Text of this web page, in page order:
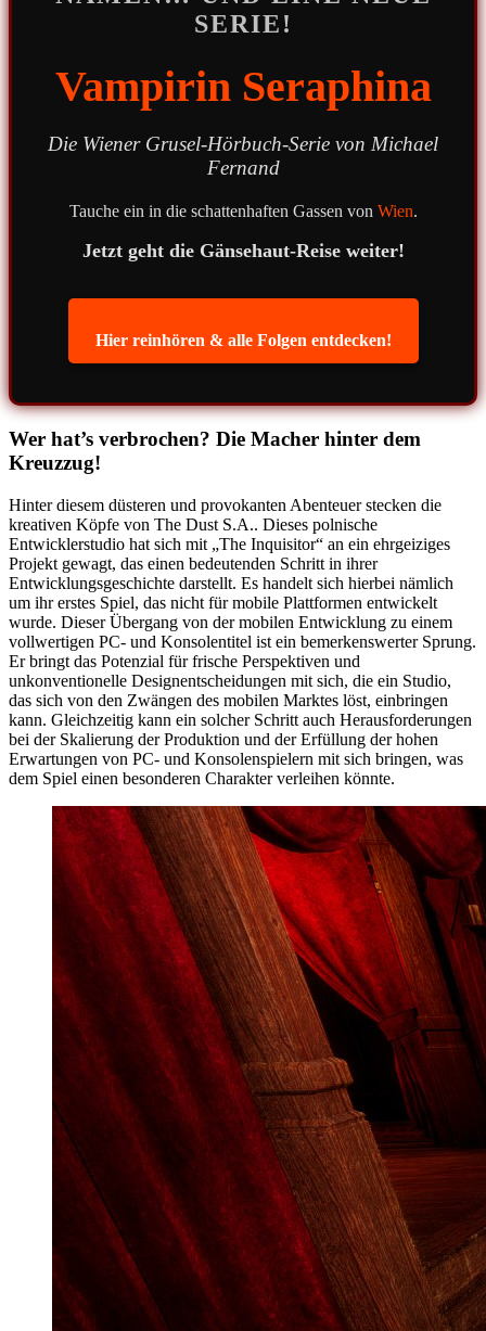
SERIE!
Vampirin Seraphina
Die Wiener Grusel-Hörbuch-Serie von Michael
Fernand
Tauche ein in die schattenhaften Gassen von Wien.
Jetzt geht die Gänsehaut-Reise weiter!
Hier reinhören & alle Folgen entdecken!
Wer hat’s verbrochen? Die Macher hinter dem
Kreuzzug!
Hinter diesem düsteren und provokanten Abenteuer stecken die
kreativen Köpfe von The Dust S.A.. Dieses polnische
Entwicklerstudio hat sich mit „The Inquisitor“ an ein ehrgeiziges
Projekt gewagt, das einen bedeutenden Schritt in ihrer
Entwicklungsgeschichte darstellt. Es handelt sich hierbei nämlich
um ihr erstes Spiel, das nicht für mobile Plattformen entwickelt
wurde. Dieser Übergang von der mobilen Entwicklung zu einem
vollwertigen PC- und Konsolentitel ist ein bemerkenswerter Sprung.
Er bringt das Potenzial für frische Perspektiven und
unkonventionelle Designentscheidungen mit sich, die ein Studio,
das sich von den Zwängen des mobilen Marktes löst, einbringen
kann. Gleichzeitig kann ein solcher Schritt auch Herausforderungen
bei der Skalierung der Produktion und der Erfüllung der hohen
Erwartungen von PC- und Konsolenspielern mit sich bringen, was
dem Spiel einen besonderen Charakter verleihen könnte.